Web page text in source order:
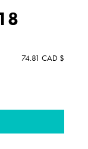
74.81 CAD $